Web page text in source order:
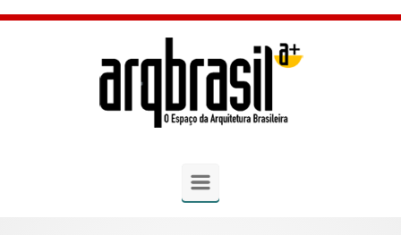
Skip to main content